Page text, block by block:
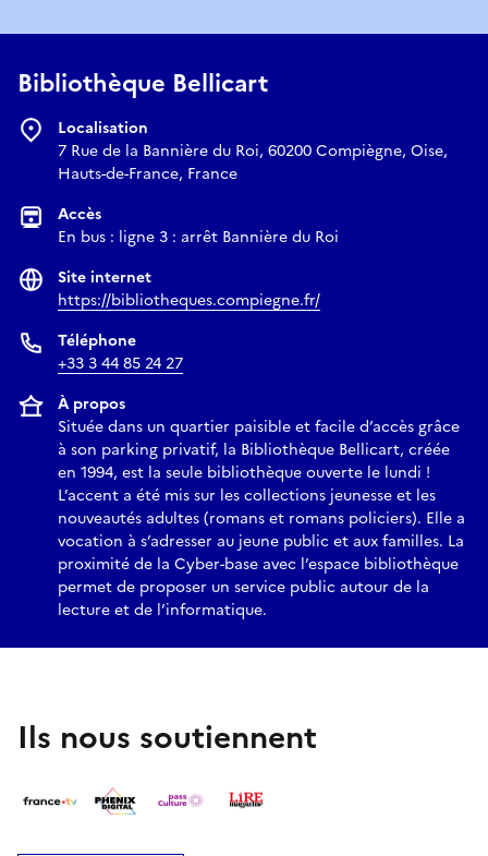
Bibliothèque Bellicart
Localisation
7 Rue de la Bannière du Roi, 60200 Compiègne, Oise,
Hauts-de-France, France
Accès
En bus : ligne 3 : arrêt Bannière du Roi
Site internet
https://bibliotheques.compiegne.fr/
Téléphone
+33 3 44 85 24 27
À propos
Située dans un quartier paisible et facile d’accès grâce
à son parking privatif, la Bibliothèque Bellicart, créée
en 1994, est la seule bibliothèque ouverte le lundi !
L’accent a été mis sur les collections jeunesse et les
nouveautés adultes (romans et romans policiers). Elle a
vocation à s’adresser au jeune public et aux familles. La
proximité de la Cyber-base avec l’espace bibliothèque
permet de proposer un service public autour de la
lecture et de l’informatique.
Ils nous soutiennent